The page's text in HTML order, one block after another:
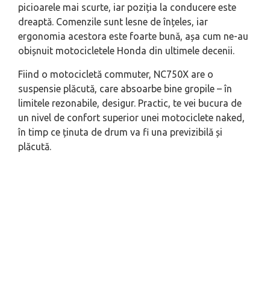
picioarele mai scurte, iar poziția la conducere este
dreaptă. Comenzile sunt lesne de înțeles, iar
ergonomia acestora este foarte bună, așa cum ne-au
obișnuit motocicletele Honda din ultimele decenii.
Fiind o motocicletă commuter, NC750X are o
suspensie plăcută, care absoarbe bine gropile – în
limitele rezonabile, desigur. Practic, te vei bucura de
un nivel de confort superior unei motociclete naked,
în timp ce ținuta de drum va fi una previzibilă și
plăcută.